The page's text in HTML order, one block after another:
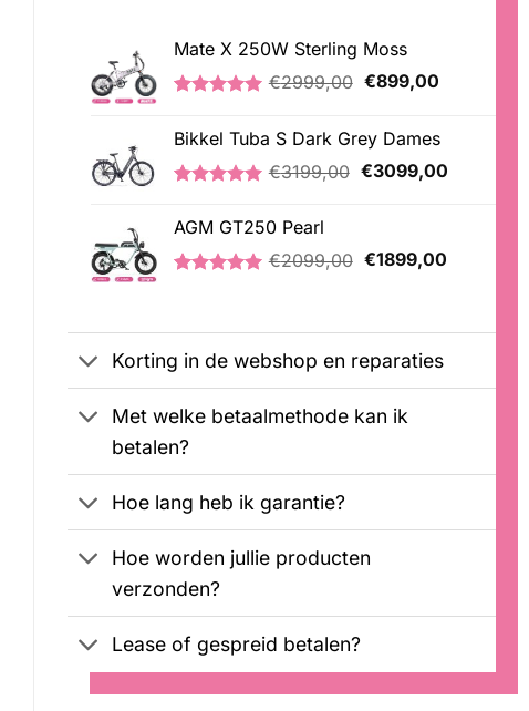
Mate X 250W Sterling Moss
5.00
op 5
gebaseerd
op
klantbeoordelingen
€2999,00 Oorspronkelijke
€2999,00.
€899,00Huidige
€899,00.
Bikkel Tuba S Dark Grey Dames
5.00 op 5
gebaseerd
op
klantbeoordeling
€3199,00 Oorspronkelijke
€3099,00Huidige
AGM GT250 Pearl
klantbeoordelingen
€2099,00 Oorspronkelijke
€1899,00Huidige
Korting in de webshop en reparaties
Met welke betaalmethode kan ik
betalen?
Hoe lang heb ik garantie?
Hoe worden jullie producten
verzonden?
Lease of gespreid betalen?